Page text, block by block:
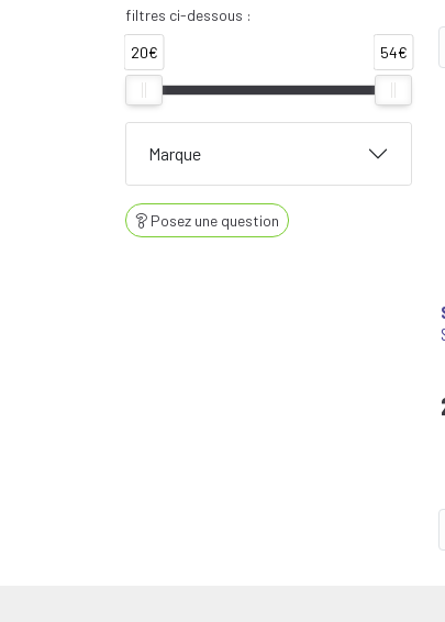
filtres ci-dessous :
20€
54€
Marque
Posez une question